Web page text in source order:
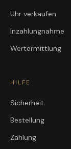
Uhr verkaufen
Inzahlungnahme
Wertermittlung
HILFE
Sicherheit
Bestellung
Zahlung